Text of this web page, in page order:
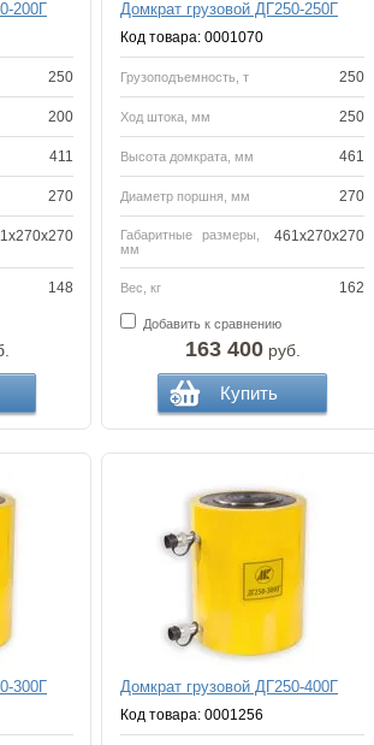
200Г
250
200
411
270
148
Домкрат грузовой ДГ250-250Г
Код товара: 0001070
Грузоподъемность, т 250
Ход штока, мм 250
Высота домкрата, мм 461
Диаметр поршня, мм 270
Габаритные размеры,
мм
461x270x270
Вес, кг 162
Добавить к сравнению
163 400руб.
Купить
300Г Домкрат грузовой ДГ250-400Г
Код товара: 0001256